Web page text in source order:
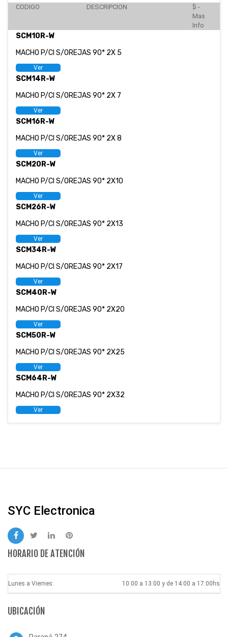
CODIGO DESCRIPCION
$ -
Mas
Info
SCM10R-W
MACHO P/CI S/OREJAS 90* 2X 5
Ver
SCM14R-W
MACHO P/CI S/OREJAS 90* 2X 7
Ver
SCM16R-W
MACHO P/CI S/OREJAS 90* 2X 8
Ver
SCM20R-W
MACHO P/CI S/OREJAS 90* 2X10
Ver
SCM26R-W
MACHO P/CI S/OREJAS 90* 2X13
Ver
SCM34R-W
MACHO P/CI S/OREJAS 90* 2X17
Ver
SCM40R-W
MACHO P/CI S/OREJAS 90* 2X20
Ver
SCM50R-W
MACHO P/CI S/OREJAS 90* 2X25
Ver
SCM64R-W
MACHO P/CI S/OREJAS 90* 2X32
Ver
SYC Electronica
HORARIO DE ATENCIÓN
Lunes a Viernes: 10:00 a 13:00 y de 14:00 a 17:00hs
UBICACIÓN